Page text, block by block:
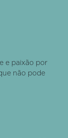
e paixão por
não pode